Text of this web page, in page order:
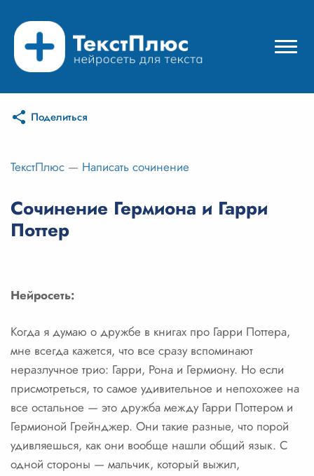
Режимы нейросети
Цены
Вход
Вход с Telegram
Поделиться
ТекстПлюс — Написать сочинение
Сочинение Гермиона и Гарри
Поттер
Нейросеть:
Когда я думаю о дружбе в книгах про Гарри Поттера,
мне всегда кажется, что все сразу вспоминают
неразлучное трио: Гарри, Рона и Гермиону. Но если
присмотреться, то самое удивительное и непохожее на
все остальное — это дружба между Гарри Поттером и
Гермионой Грейнджер. Они такие разные, что порой
удивляешься, как они вообще нашли общий язык. С
одной стороны — мальчик, который выжил,